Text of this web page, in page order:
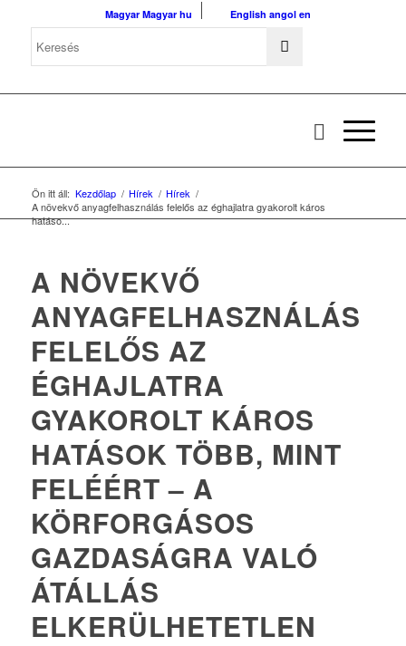
Magyar Magyar hu English angol en
Ön itt áll: Kezdőlap / Hírek / Hírek /
A növekvő anyagfelhasználás felelős az éghajlatra gyakorolt káros
hatáso...
A NÖVEKVŐ
ANYAGFELHASZNÁLÁS
FELELŐS AZ
ÉGHAJLATRA
GYAKOROLT KÁROS
HATÁSOK TÖBB, MINT
FELÉÉRT – A
KÖRFORGÁSOS
GAZDASÁGRA VALÓ
ÁTÁLLÁS
ELKERÜLHETETLEN